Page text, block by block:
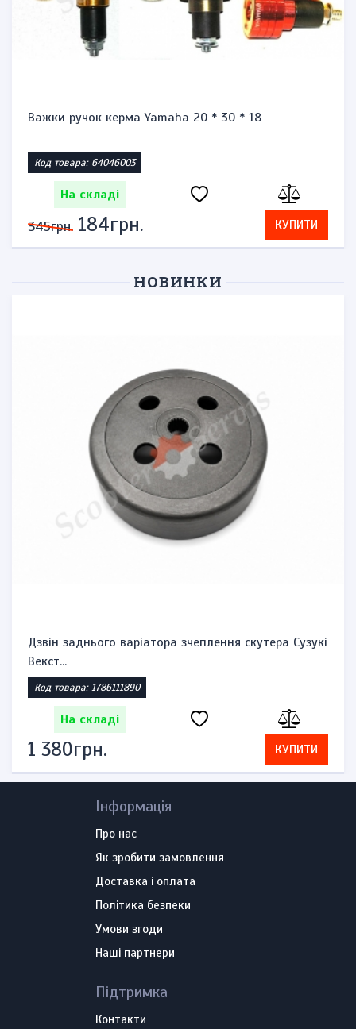
Важки ручок керма Yamaha 20 * 30 * 18
Код товара: 64046003
На складі
345грн. 184грн. КУПИТИ
НОВИНКИ
Дзвін заднього варіатора зчеплення скутера Сузукі
Векст...
Код товара: 1786111890
На складі
1 380грн. КУПИТИ
Інформація
Про нас
Як зробити замовлення
Доставка і оплата
Політика безпеки
Умови згоди
Наші партнери
Підтримка
Контакти